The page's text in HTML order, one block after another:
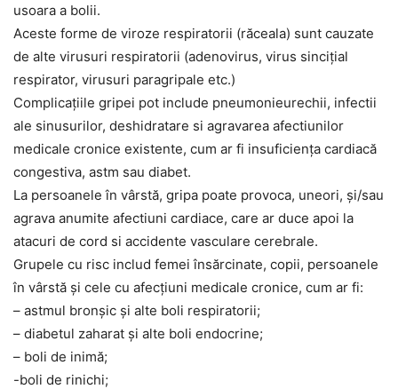
usoara a bolii.
Aceste forme de viroze respiratorii (răceala) sunt cauzate
de alte virusuri respiratorii (adenovirus, virus sincițial
respirator, virusuri paragripale etc.)
Complicațiile gripei pot include pneumonieurechii, infectii
ale sinusurilor, deshidratare si agravarea afectiunilor
medicale cronice existente, cum ar fi insuficiența cardiacă
congestiva, astm sau diabet.
La persoanele în vârstă, gripa poate provoca, uneori, și/sau
agrava anumite afectiuni cardiace, care ar duce apoi la
atacuri de cord si accidente vasculare cerebrale.
Grupele cu risc includ femei însărcinate, copii, persoanele
în vârstă și cele cu afecțiuni medicale cronice, cum ar fi:
– astmul bronșic și alte boli respiratorii;
– diabetul zaharat și alte boli endocrine;
– boli de inimă;
-boli de rinichi;